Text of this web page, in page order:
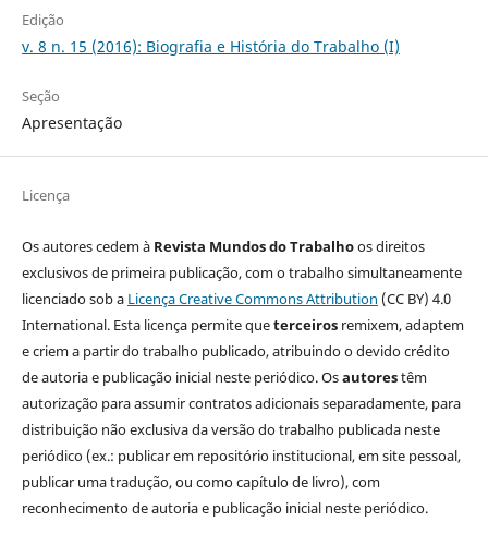
Edição
v. 8 n. 15 (2016): Biografia e História do Trabalho (I)
Seção
Apresentação
Licença
Os autores cedem à Revista Mundos do Trabalhoos direitos
exclusivos de primeira publicação, com o trabalho simultaneamente
licenciado sob a Licença Creative Commons Attribution (CC BY) 4.0
International. Esta licença permite queterceirosremixem, adaptem
e criem a partir do trabalho publicado, atribuindo o devido crédito
de autoria e publicação inicial neste periódico. Osautorestêm
autorização para assumir contratos adicionais separadamente, para
distribuição não exclusiva da versão do trabalho publicada neste
periódico (ex.: publicar em repositório institucional, em site pessoal,
publicar uma tradução, ou como capítulo de livro), com
reconhecimento de autoria e publicação inicial neste periódico.